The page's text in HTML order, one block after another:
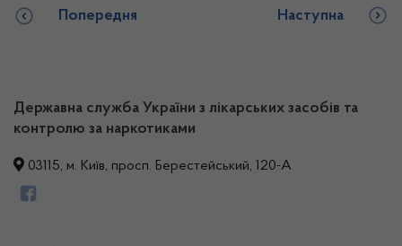
Попередня Наступна
Державна служба України з лікарських засобів та
контролю за наркотиками
03115, м. Київ, просп. Берестейський, 120-А